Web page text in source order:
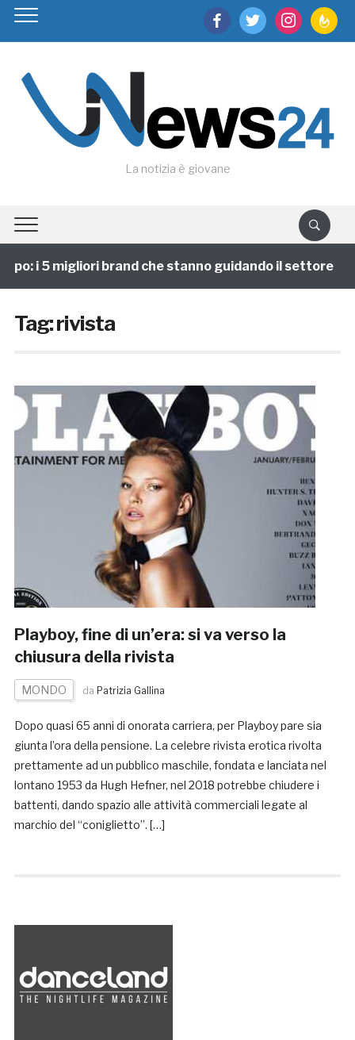
facebooktwitter instagram
La notizia è giovane
i 5 migliori brand che stanno guidando il settore
Tag:rivista
Playboy, fine di un’era: si va verso la
chiusura della rivista
MONDO da Patrizia Gallina
Dopo quasi 65 anni di onorata carriera, per Playboy pare sia
giunta l’ora della pensione. La celebre rivista erotica rivolta
prettamente ad un pubblico maschile, fondata e lanciata nel
lontano 1953 da Hugh Hefner, nel 2018 potrebbe chiudere i
battenti, dando spazio alle attività commerciali legate al
marchio del “coniglietto”. […]